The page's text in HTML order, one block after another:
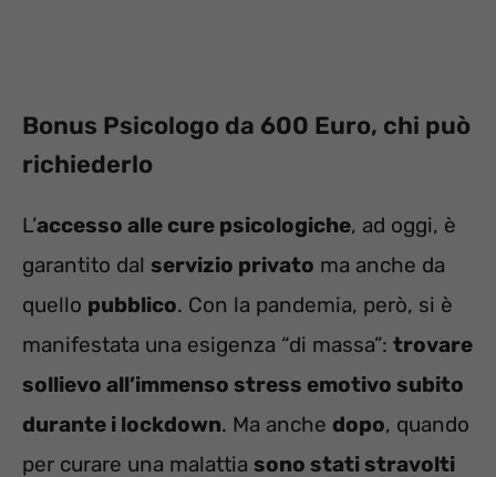
Bonus Psicologo da 600 Euro, chi può
richiederlo
L’accesso alle cure psicologiche, ad oggi, è
garantito dal servizio privato ma anche da
quello pubblico. Con la pandemia, però, si è
manifestata una esigenza “di massa”: trovare
sollievo all’immenso stress emotivo subito
durante i lockdown. Ma anche dopo, quando
per curare una malattia sono stati stravolti